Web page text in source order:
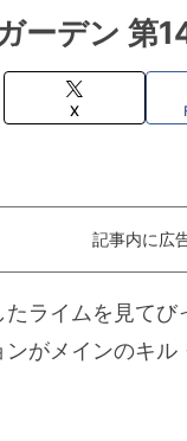
ーデン 第
X
記事内に広
たライムを見て
がメインのキ